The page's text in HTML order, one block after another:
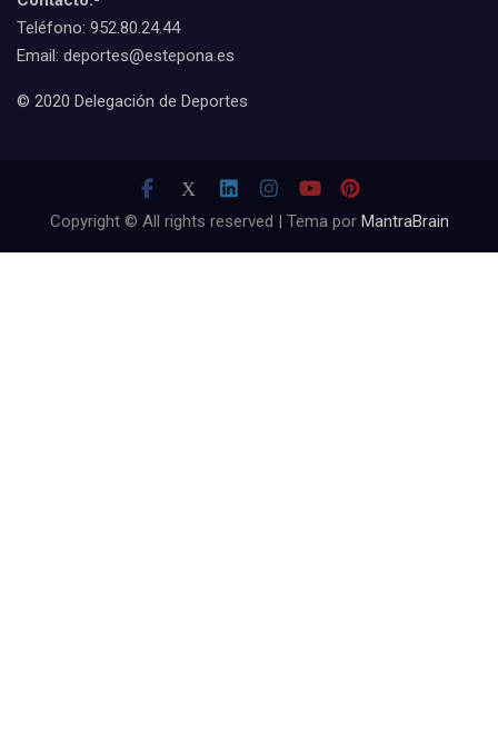
Teléfono: 952.80.24.44
Email: deportes@estepona.es
© 2020 Delegación de Deportes
Copyright © All rights reserved | Tema por MantraBrain